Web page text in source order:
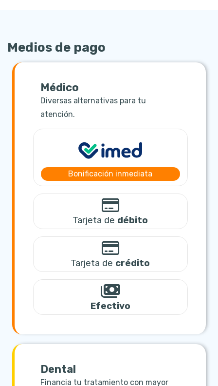
Medios de pago
Médico
Diversas alternativas para tu
atención.
Bonificación inmediata
Tarjeta de débito
Tarjeta de crédito
Efectivo
Dental
Financia tu tratamiento con mayor